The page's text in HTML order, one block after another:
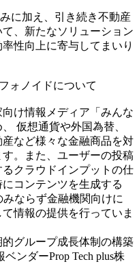
に加え、引き続き不動産
、新たなソリューション
性向上に寄与してまいり
ォノイドについて
け情報メディア「みんな
仮想通貨や外国為替、
など様々な金融商品を対
。また、ユーザーの投稿
クラウドインプットの仕
コンテンツを生成する
ならず金融機関向けに
情報の提供を行っていま
グループ成長体制の構築
ンダーProp Tech plus株